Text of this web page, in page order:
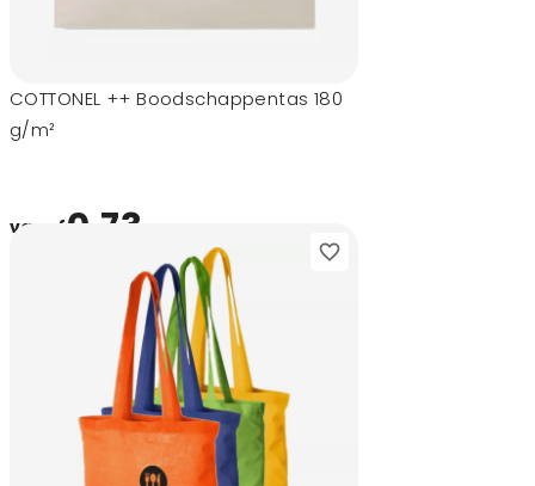
COTTONEL ++ Boodschappentas 180
g/m²
vanaf0,73